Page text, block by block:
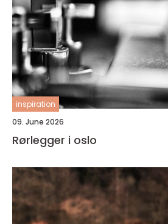
inspiration
09. June 2026
Rørlegger i oslo